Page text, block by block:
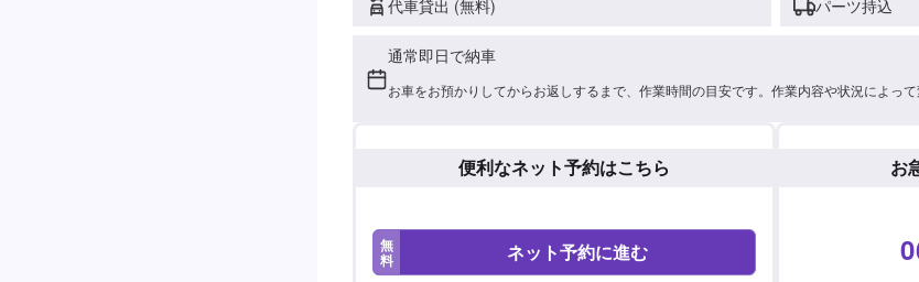
代車貸出 (無料) パーツ持込
通常即日で納車
お車をお預かりしてからお返しするまで、作業時間の目安です。作業内容や状況によって
便利なネット予約はこちら
無
料 ネット予約に進む
お